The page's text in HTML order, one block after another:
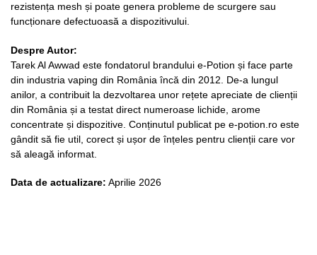
rezistența mesh și poate genera probleme de scurgere sau
funcționare defectuoasă a dispozitivului.
Despre Autor:
Tarek Al Awwad este fondatorul brandului e-Potion și face parte
din industria vaping din România încă din 2012. De-a lungul
anilor, a contribuit la dezvoltarea unor rețete apreciate de clienții
din România și a testat direct numeroase lichide, arome
concentrate și dispozitive. Conținutul publicat pe e-potion.ro este
gândit să fie util, corect și ușor de înțeles pentru clienții care vor
să aleagă informat.
Data de actualizare: Aprilie 2026